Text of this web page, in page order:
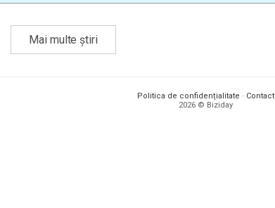
Mai multe știri
Politica de confidențialitate · Contact
2026 © Biziday